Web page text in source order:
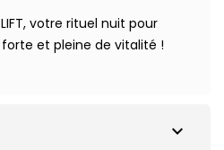
votre rituel nuit pour
et pleine de vitalité !
expand_more